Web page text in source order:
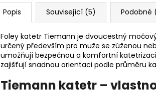
Popis Související (5) Podobné
Foley katetr Tiemann je dvoucestný
určený především pro muže se zúženou
umožňují bezpečnou a komfortní
zajišťují snadnou orientaci podle průměru
Tiemann katetr –